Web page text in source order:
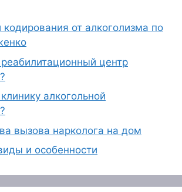
кодирования от алкоголизма по
центр
алкогольной
вызова нарколога на дом
и особенности